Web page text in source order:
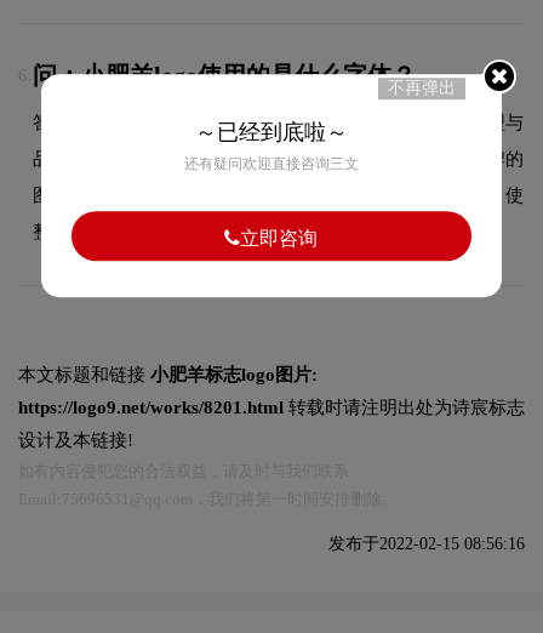
6. 问：小肥羊logo使用的是什么字体？
答：小肥羊品牌标志采用的是精致细线字体设计，字体造型与
品牌形象高度契合，在确保良好阅读性的同时，彰显了品牌的
图形设计风格。字体的结构、粗细及间距都经过精心考量，使
整体标志在不同尺寸和场景下均能保持一致的品牌调性。
本文标题和链接 小肥羊标志logo图片:
https://logo9.net/works/8201.html 转载时请注明出处为诗宸标志
设计及本链接!
发布于2022-02-15 08:56:16
不再弹出
～已经到底啦～
还有疑问欢迎直接咨询三文
立即咨询